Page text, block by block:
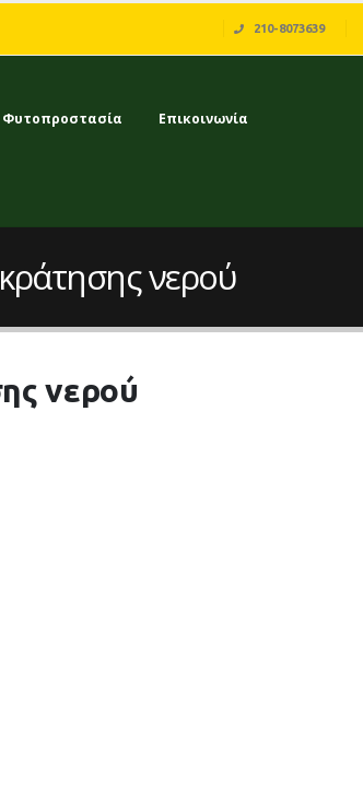
210-8073639
Φυτοπροστασία Επικοινωνία
νερού
νερού